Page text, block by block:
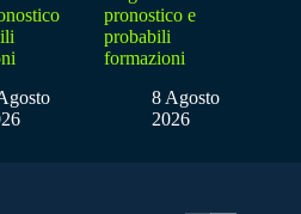
pronostico e
probabili
formazioni
8 Agosto
2026